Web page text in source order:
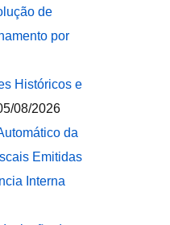
de
por
Históricos e
08/2026
da
Emitidas
Interna